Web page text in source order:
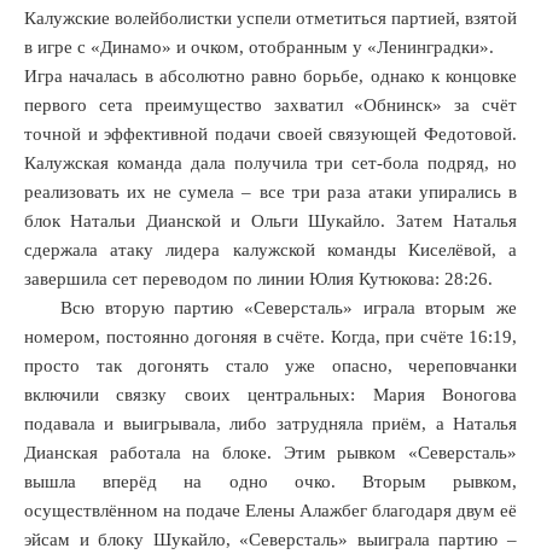
Калужские волейболистки успели отметиться партией, взятой
в игре с «Динамо» и очком, отобранным у «Ленинградки».
Игра началась в абсолютно равно борьбе, однако к концовке
первого сета преимущество захватил «Обнинск» за счёт
точной и эффективной подачи своей связующей Федотовой.
Калужская команда дала получила три сет-бола подряд, но
реализовать их не сумела – все три раза атаки упирались в
блок Натальи Дианской и Ольги Шукайло. Затем Наталья
сдержала атаку лидера калужской команды Киселёвой, а
завершила сет переводом по линии Юлия Кутюкова: 28:26.
Всю вторую партию «Северсталь» играла вторым же
номером, постоянно догоняя в счёте. Когда, при счёте 16:19,
просто так догонять стало уже опасно, череповчанки
включили связку своих центральных: Мария Воногова
подавала и выигрывала, либо затрудняла приём, а Наталья
Дианская работала на блоке. Этим рывком «Северсталь»
вышла вперёд на одно очко. Вторым рывком,
осуществлённом на подаче Елены Алажбег благодаря двум её
эйсам и блоку Шукайло, «Северсталь» выиграла партию –